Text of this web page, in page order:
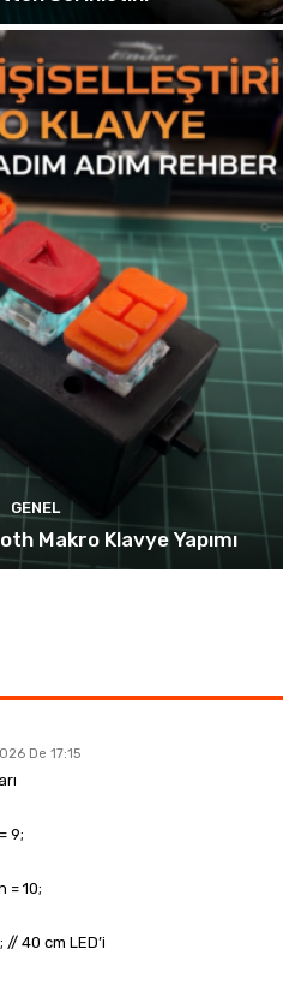
GENEL
Makro Klavye Yapımı
De 17:15
9;
= 10;
40 cm LED’i